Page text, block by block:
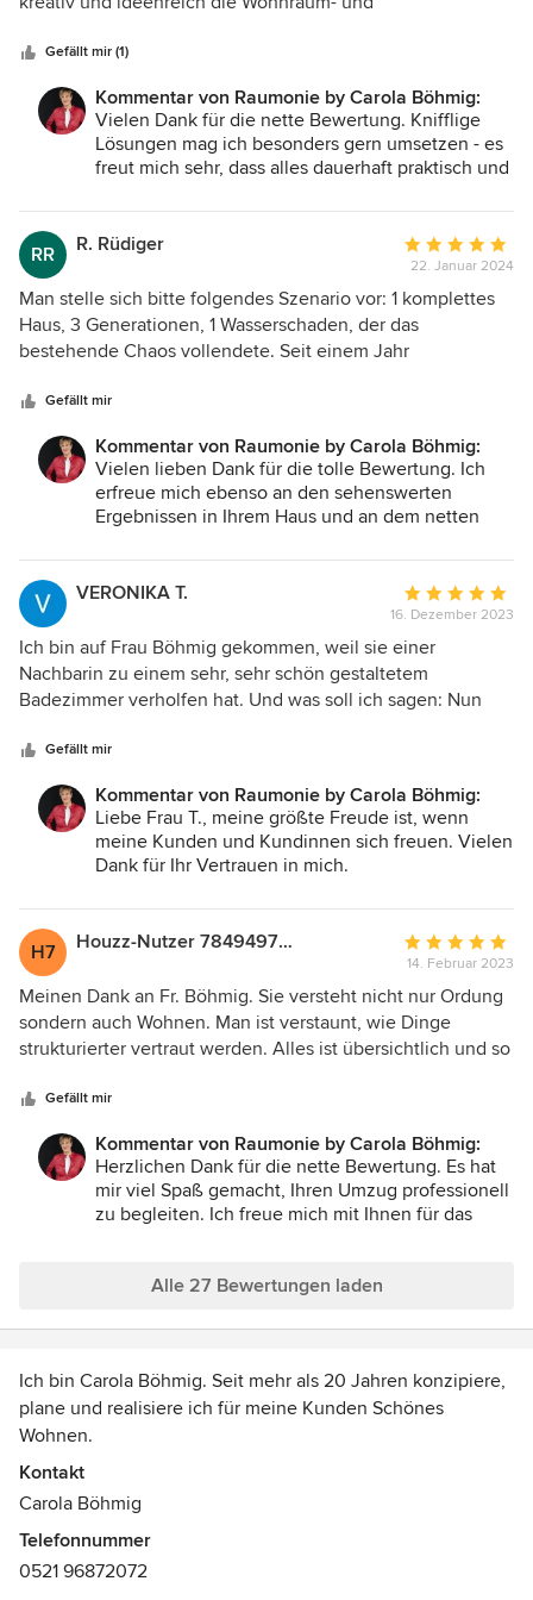
funktionell gestaltet hat. Durch ihre Beratung wurden die
Räume optimal genutzt und sorgen auch langfristig für
Ordnung und Funktionalität. Sehr empfehlenswert!!!
Gefällt mir (1)
Kommentar von Raumonie by Carola Böhmig:
Vielen Dank für die nette Bewertung. Knifflige
Lösungen mag ich besonders gern umsetzen - es
freut mich sehr, dass alles dauerhaft praktisch und
RR R. Rüdiger
Bewertung:
5
von
5
22. Januar 2024
Man stelle sich bitte folgendes Szenario vor: 1 komplettes
Haus, 3 Generationen, 1 Wasserschaden, der das
bestehende Chaos vollendete. Seit einem Jahr
Zimmer erobern wir in unserem Haus zurück. Frau Böhmig
arbeitet auf unglaubliche effektive Art und Weise. Einige
Zimmer sind nun schon top strukturiert. Die Ordnung ist
genaustens auf mich abgestimmt, sodass ich das neue
Ordnungssystem erhalten kann. Frau Böhmig ist eine
Ihren Beruf mit Leidenschaft ausübt. Ich kann Sie jedem
empfehlen, der sich sowohl von seinem inneren als auch
seinem äußerem Chaos befreien will.
Gefällt mir
Kommentar von Raumonie by Carola Böhmig:
Vielen lieben Dank für die tolle Bewertung. Ich
erfreue mich ebenso an den sehenswerten
Ergebnissen in Ihrem Haus und an dem netten
VERONIKA T.
Bewertung:
5
von
5
16. Dezember 2023
Ich bin auf Frau Böhmig gekommen, weil sie einer
Nachbarin zu einem sehr, sehr schön gestaltetem
Badezimmer verholfen hat. Und was soll ich sagen: Nun
Danke!
Gefällt mir
Kommentar von Raumonie by Carola Böhmig:
Liebe Frau T., meine größte Freude ist, wenn
meine Kunden und Kundinnen sich freuen. Vielen
Dank für Ihr Vertrauen in mich.
H7 Houzz-Nutzer 784949750
Bewertung:
5
von
5
14. Februar 2023
Meinen Dank an Fr. Böhmig. Sie versteht nicht nur Ordung
sondern auch Wohnen. Man ist verstaunt, wie Dinge
strukturierter vertraut werden. Alles ist übersichtlich und so
einräumen der neuen Küche. Auch die Farb und
Materialgesteltung im neuen Wohnzimmer fügen sich
gemütlich zusammen. Gut hat mit gefallen, wie sie schöne
Dinge gekonnt in Scene setzt. Alles ist nun an seinem
Platz. So macht wohnen Spaß.
Gefällt mir
Kommentar von Raumonie by Carola Böhmig:
Herzlichen Dank für die nette Bewertung. Es hat
mir viel Spaß gemacht, Ihren Umzug professionell
zu begleiten. Ich freue mich mit Ihnen für das
Alle 27 Bewertungen laden
Ich bin Carola Böhmig. Seit mehr als 20 Jahren konzipiere,
plane und realisiere ich für meine Kunden Schönes
Wohnen.
Aus meiner Sicht ist das Wohnen einer der größten
Einflussfaktoren in unserem Leben. Wie genau Menschen
ihr Wohnen mögen und wie die täglichen Abläufe darin
sind - das hat mich schon immer fasziniert. Ich bin
Kontakt
Carola Böhmig
Telefonnummer
0521 96872072